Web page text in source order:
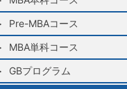
Pre-MBAコース
MBA単科コース
GBプログラム